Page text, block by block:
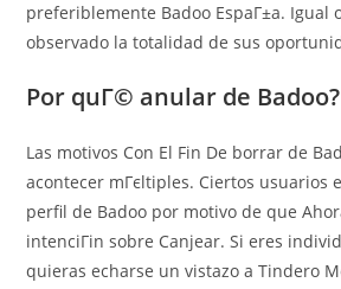
preferiblemente Badoo EspaГ±a. Igual
observado la totalidad de sus
Por quГ© anular de Badoo?
Las motivos Con El Fin De borrar de
acontecer mГєltiples. Ciertos usuarios
perfil de Badoo por motivo de que
intenciГіn sobre Canjear. Si eres
quieras echarse un vistazo a Tindero